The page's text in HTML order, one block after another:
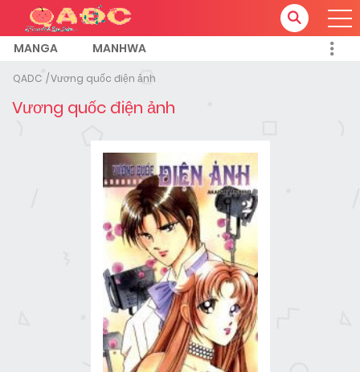
MANGA MANHWA
QADC Vương quốc điện ảnh
Vương quốc điện ảnh